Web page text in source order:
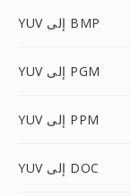
YUV إلى BMP
YUV إلى PGM
YUV إلى PPM
YUV إلى DOC